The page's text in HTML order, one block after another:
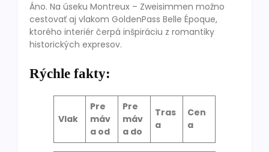
Áno. Na úseku Montreux – Zweisimmen možno
cestovať aj vlakom GoldenPass Belle Époque,
ktorého interiér čerpá inšpiráciu z romantiky
historických expresov.
Rýchle fakty:
Vlak
Pre
máv
a od
Pre
máv
a do
Tras
a
Cen
a